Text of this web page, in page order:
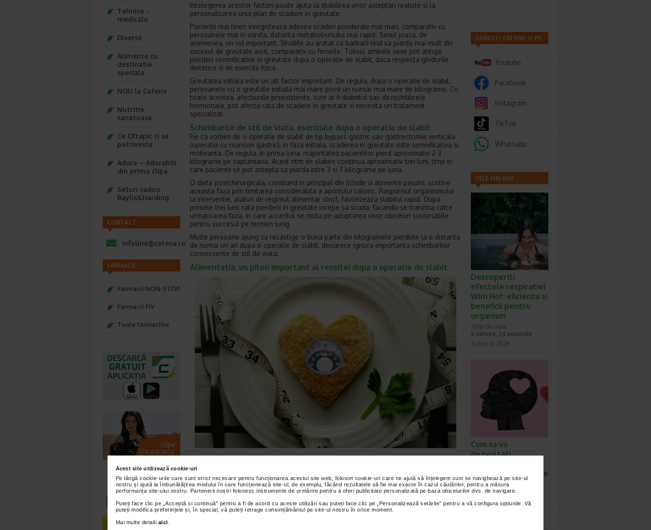
Acest site utilizează cookie-uri
Pe lângă cookie-urile care sunt strict necesare pentru funcționarea acestui site web, folosim cookie-uri care ne ajută să înțelegem cum se navighează pe site-ul
nostru și ajută la îmbunătățirea modului în care funcționează site-ul, de exemplu, făcând rezultatele să fie mai exacte în cazul căutărilor, pentru a măsura
performanța site-ului nostru. Partenerii noștri folosesc instrumente de urmărire pentru a oferi publicitate personalizată pe baza obiceiurilor dvs. de navigare.
Puteți face clic pe „Acceptă si continuă” pentru a fi de acord cu aceste utilizări sau puteți face clic pe „Personalizează setările” pentru a vă configura opțiunile. Vă
puteți modifica preferințele și, în special, vă puteți retrage consimțământul pe site-ul nostru în orice moment.
Mai multe detalii aici
Intelegerea acestor factori poate ajuta la stabilirea unor asteptari realiste si la
personalizarea unui plan de scadere in greutate.
Pacientii mai tineri inregisteaza adesea scaderi ponderale mai mari, comparativ cu
persoanele mai in varsta, datorita metabolismului mai rapid. Sexul joaca, de
asemenea, un rol important. Studiile au aratat ca barbatii tind sa piarda mai mult din
excesul de greutate avut, comparativ cu femeile. Totusi, ambele sexe pot atinge
pierderi semnificative in greutate dupa o operatie de slabit, daca respecta ghidurile
dietetice si de exercitii fizice.
Greutatea initiala este un alt factor important. De regula, dupa o operatie de slabit,
persoanele cu o greutate initiala mai mare pierd un numar mai mare de kilograme. Cu
toate acestea, afectiunile preexistente, cum ar fi diabetul sau dezechilibrele
hormonale, pot afecta rata de scadere in greutate si necesita un tratament
specializat.
Schimbarile de stil de viata, esentiale dupa o operatie de slabit
Fie ca vorbim de o operatie de slabit de tip bypass gastric sau gastrectomie verticala
(operatia cu manson gastric), in faza initiala, scaderea in greutate este semnificativa si
motivanta. De regula, in prima luna, majoritatea pacientilor pierd aproximativ 2-3
kilograme pe saptamana. Acest ritm de slabire continua aproximativ trei luni, timp in
care pacientii se pot astepta sa piarda intre 3 si 7 kilograme pe luna.
O dieta postchirurgicala, constand in principal din lichide si alimente pasate, sustine
aceasta faza prin limitarea considerabila a aportului caloric. Raspunsul organismului
la interventie, alaturi de regimul alimentar strict, favorizeaza slabitul rapid. Dupa
primele trei luni, rata pierderii in greutate incepe sa scada, facandu-se tranzitia catre
urmatoarea faza, in care accentul se muta pe adoptarea unor obiceiuri sustenabile
pentru succesul pe termen lung.
Multe persoane ajung sa recastige o buna parte din kilogramele pierdute la o distanta
de numai un an dupa o operatie de slabit, deoarece ignora importanta schimbarilor
consecvente de stil de viata.
Alimentatia, un pilon important al reusitei dupa o operatie de slabit
tineti cont dupa o operatie de slabit este dieta. Este esential sa respectati
recomandarile nutritionale oferite de echipa medicala, adaptandu-va obiceiurile
alimentare la noile capacitati ale stomacului. Iata cateva repere pe care se va construi
strategia pentru promovarea scaderii in greutate si mentinerea rezultatelor in anii
urmatori.
Tehnico -
medicale
Diverse
Alimente cu
destinatie
speciala
NOU la Catena
Nutritie
sanatoasa
Ce Oftapic ti se
potriveste
Adora – Adorabili
din prima clipa
Seturi cadou
Baylis&Harding
CONTACT
infoline@catena.ro
FARMACII
Farmacii NON-STOP
Farmacii FIV
Toate farmaciile
GASESTI CATENA SI PE
Youtube
Facebook
Instagram
TikTok
Whatsapp
CELE MAI NOI
Descoperiti
efectele respiratiei
Wim Hof: eficienta si
beneficii pentru
organism
Timp de citire:
5 minute, 24 secunde
6 august 2026
Cum sa va
dezvoltati
emotionala: metode
prin care va puteti
imbunatati EQ-ul
Timp de citire: